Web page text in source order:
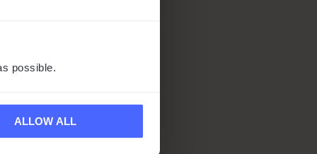
possible.
ALLOW ALL